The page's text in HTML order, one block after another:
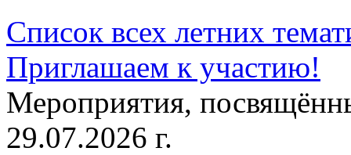
Список всех летних
Приглашаем к участию!
Мероприятия,
29.07.2026 г.